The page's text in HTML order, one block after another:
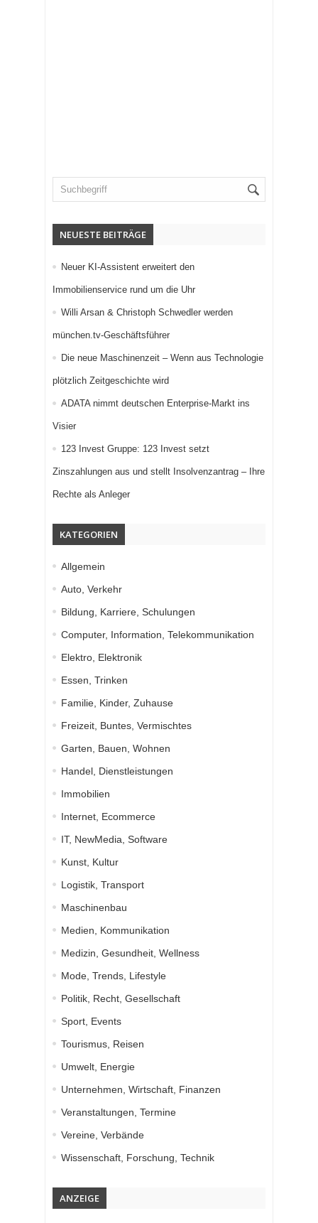
NEUESTE BEITRÄGE
Neuer KI-Assistent erweitert den
Immobilienservice rund um die Uhr
Willi Arsan & Christoph Schwedler werden
münchen.tv-Geschäftsführer
Die neue Maschinenzeit – Wenn aus Technologie
plötzlich Zeitgeschichte wird
ADATA nimmt deutschen Enterprise-Markt ins
Visier
123 Invest Gruppe: 123 Invest setzt
Zinszahlungen aus und stellt Insolvenzantrag – Ihre
Rechte als Anleger
KATEGORIEN
Allgemein
Auto, Verkehr
Bildung, Karriere, Schulungen
Computer, Information, Telekommunikation
Elektro, Elektronik
Essen, Trinken
Familie, Kinder, Zuhause
Freizeit, Buntes, Vermischtes
Garten, Bauen, Wohnen
Handel, Dienstleistungen
Immobilien
Internet, Ecommerce
IT, NewMedia, Software
Kunst, Kultur
Logistik, Transport
Maschinenbau
Medien, Kommunikation
Medizin, Gesundheit, Wellness
Mode, Trends, Lifestyle
Politik, Recht, Gesellschaft
Sport, Events
Tourismus, Reisen
Umwelt, Energie
Unternehmen, Wirtschaft, Finanzen
Veranstaltungen, Termine
Vereine, Verbände
Wissenschaft, Forschung, Technik
ANZEIGE